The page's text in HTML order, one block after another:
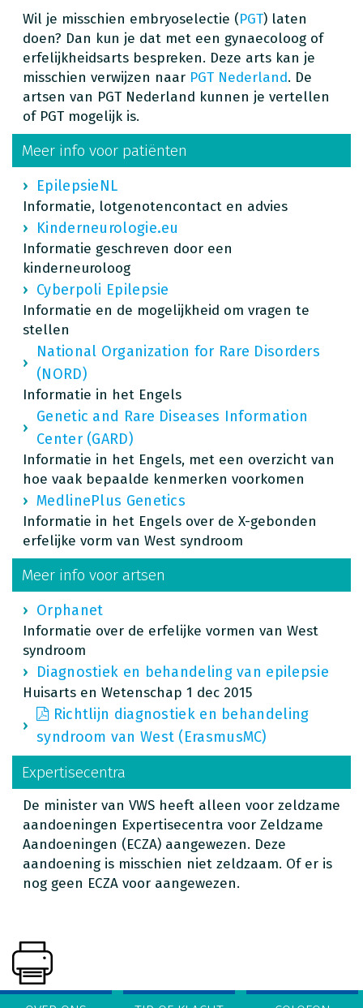
Wil je misschien embryoselectie (PGT) laten
doen? Dan kun je dat met een gynaecoloog of
erfelijkheidsarts bespreken. Deze arts kan je
misschien verwijzen naar PGT Nederland. De
artsen van PGT Nederland kunnen je vertellen
of PGT mogelijk is.
Meer info voor patiënten
EpilepsieNL
Informatie, lotgenotencontact en advies
Kinderneurologie.eu
Informatie geschreven door een
kinderneuroloog
Cyberpoli Epilepsie
Informatie en de mogelijkheid om vragen te
stellen
National Organization for Rare Disorders
(NORD)
Informatie in het Engels
Genetic and Rare Diseases Information
Center (GARD)
Informatie in het Engels, met een overzicht van
hoe vaak bepaalde kenmerken voorkomen
MedlinePlus Genetics
Informatie in het Engels over de X-gebonden
erfelijke vorm van West syndroom
Meer info voor artsen
Orphanet
Informatie over de erfelijke vormen van West
syndroom
Diagnostiek en behandeling van epilepsie
Huisarts en Wetenschap 1 dec 2015
Richtlijn diagnostiek en behandeling
syndroom van West (ErasmusMC)
Expertisecentra
De minister van VWS heeft alleen voor zeldzame
aandoeningen Expertisecentra voor Zeldzame
Aandoeningen (ECZA) aangewezen. Deze
aandoening is misschien niet zeldzaam. Of er is
nog geen ECZA voor aangewezen.